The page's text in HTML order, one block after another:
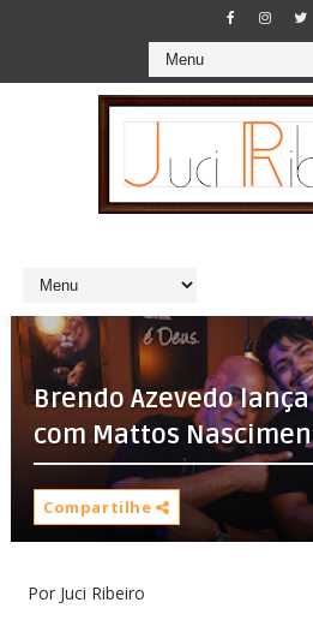
Brendo Azevedo
com Mattos
Compartilhe
Por Juci Ribeiro